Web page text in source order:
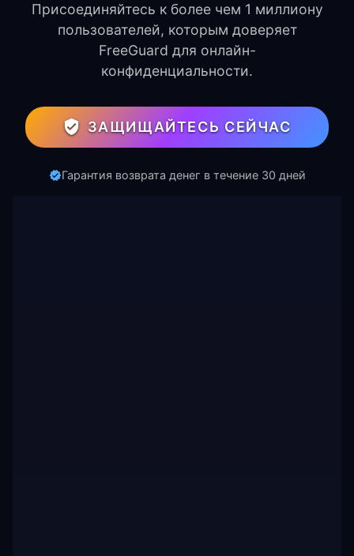
Присоединяйтесь к более чем 1 миллиону
пользователей, которым доверяет
FreeGuard для онлайн-
конфиденциальности.
ЗАЩИЩАЙТЕСЬ СЕЙЧАС
Гарантия возврата денег в течение 30 дней